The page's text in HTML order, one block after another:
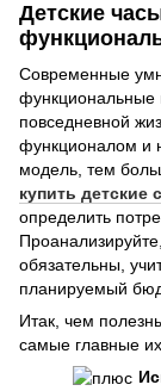
Детские
Современные
функциональные
повседневной
функционалом и
модель, тем
купить детские
определить
обязательны,
планируемый
Итак, чем
самые главные